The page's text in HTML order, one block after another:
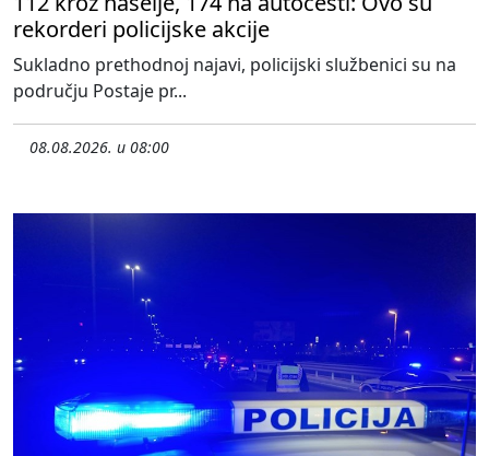
rekorderi policijske akcije
Sukladno prethodnoj najavi, policijski službenici su na
području Postaje pr...
08.08.2026. u 08:00